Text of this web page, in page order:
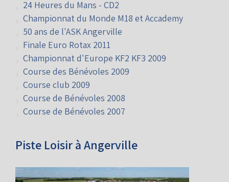
2 x 3 heures 2015
Course des Bénévoles 2015
24 Heures du Mans - CD2
Championnat du Monde M18 et Accademy
50 ans de l'ASK Angerville
Finale Euro Rotax 2011
Championnat d'Europe KF2 KF3 2009
Course des Bénévoles 2009
Course club 2009
Course de Bénévoles 2007
Piste Loisir à Angerville